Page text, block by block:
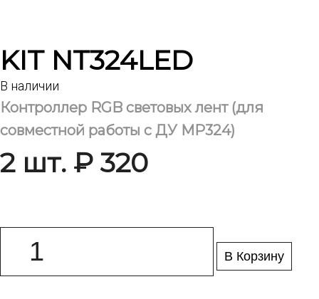
KIT NT324LED
В наличии
Контроллер RGB световых лент (для
совместной работы с ДУ МР324)
2 шт. ₽ 320
В Корзину